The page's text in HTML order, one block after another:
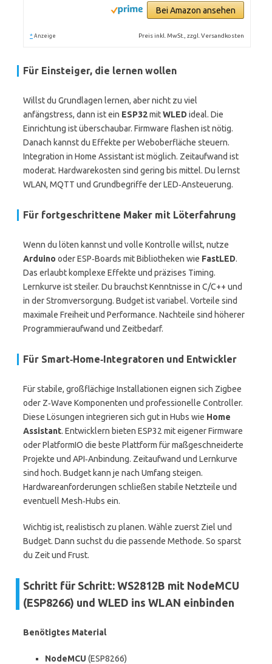
Bei Amazon ansehen
* Anzeige Preis inkl. MwSt., zzgl. Versandkosten
Für Einsteiger, die lernen wollen
Willst du Grundlagen lernen, aber nicht zu viel
anfängstress, dann ist ein ESP32mitWLED ideal. Die
Einrichtung ist überschaubar. Firmware flashen ist nötig.
Danach kannst du Effekte per Weboberfläche steuern.
Integration in Home Assistant ist möglich. Zeitaufwand ist
moderat. Hardwarekosten sind gering bis mittel. Du lernst
WLAN, MQTT und Grundbegriffe der LED‑Ansteuerung.
Für fortgeschrittene Maker mit Löterfahrung
Wenn du löten kannst und volle Kontrolle willst, nutze
Arduino oder ESP‑Boards mit Bibliotheken wie FastLED.
Das erlaubt komplexe Effekte und präzises Timing.
Lernkurve ist steiler. Du brauchst Kenntnisse in C/C++ und
in der Stromversorgung. Budget ist variabel. Vorteile sind
maximale Freiheit und Performance. Nachteile sind höherer
Programmieraufwand und Zeitbedarf.
Für Smart‑Home‑Integratoren und Entwickler
Für stabile, großflächige Installationen eignen sich Zigbee
oder Z‑Wave Komponenten und professionelle Controller.
Diese Lösungen integrieren sich gut in Hubs wie Home
Assistant. Entwicklern bieten ESP32 mit eigener Firmware
oder PlatformIO die beste Plattform für maßgeschneiderte
Projekte und API‑Anbindung. Zeitaufwand und Lernkurve
sind hoch. Budget kann je nach Umfang steigen.
Hardwareanforderungen schließen stabile Netzteile und
eventuell Mesh‑Hubs ein.
Wichtig ist, realistisch zu planen. Wähle zuerst Ziel und
Budget. Dann suchst du die passende Methode. So sparst
du Zeit und Frust.
Schritt für Schritt: WS2812B mit NodeMCU
(ESP8266) und WLED ins WLAN einbinden
Benötigtes Material
NodeMCU (ESP8266)